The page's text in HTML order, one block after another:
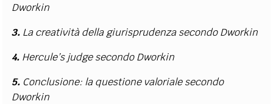
Dworkin
3. La creatività della giurisprudenza secondo Dworkin
4. Hercule’s judge secondo Dworkin
5. Conclusione: la questione valoriale secondo
Dworkin